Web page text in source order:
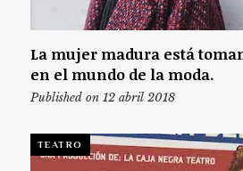
La mujer madura está
en el mundo de la moda.
Published on 12 abril 2018
TEATRO